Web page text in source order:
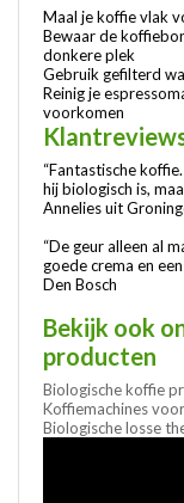
Maal je koffie vlak
Bewaar de
donkere plek
Gebruik gefilterd
Reinig je
voorkomen
“Fantastische
hij biologisch is,
Annelies uit
“De geur alleen al
goede crema en
Den Bosch
Bekijk ook
producten
Biologische koffie
Koffiemachines
Biologische losse